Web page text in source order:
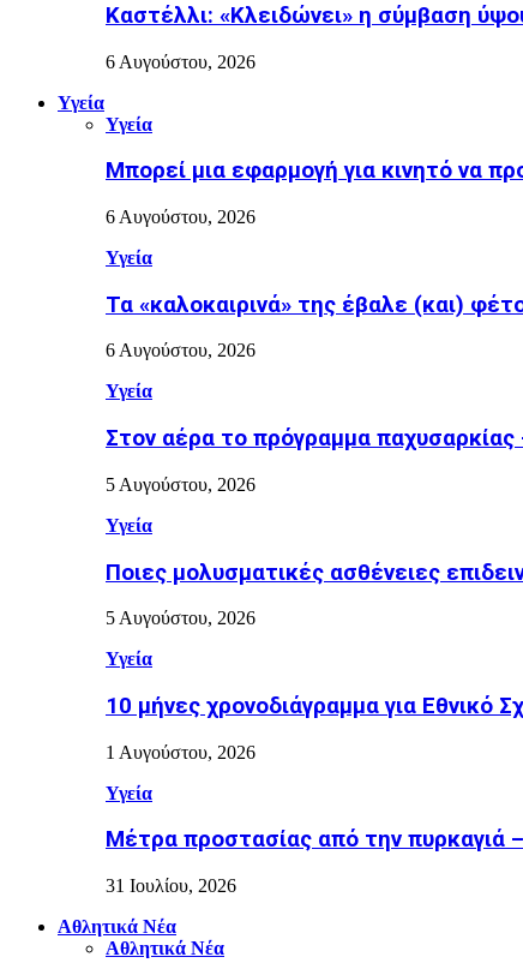
Καστέλλι: «Κλειδώνει» η σύμβαση
6 Αυγούστου, 2026
Υγεία
Υγεία
Μπορεί μια εφαρμογή για κινητό να
6 Αυγούστου, 2026
Υγεία
Τα «καλοκαιρινά» της έβαλε (και)
6 Αυγούστου, 2026
Υγεία
Στον αέρα το πρόγραμμα
5 Αυγούστου, 2026
Υγεία
Ποιες μολυσματικές ασθένειες
5 Αυγούστου, 2026
Υγεία
10 μήνες χρονοδιάγραμμα για Εθνικό
1 Αυγούστου, 2026
Υγεία
Μέτρα προστασίας από την πυρκαγιά
31 Ιουλίου, 2026
Αθλητικά Νέα
Αθλητικά Νέα